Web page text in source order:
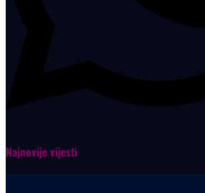
Najnovije vijesti